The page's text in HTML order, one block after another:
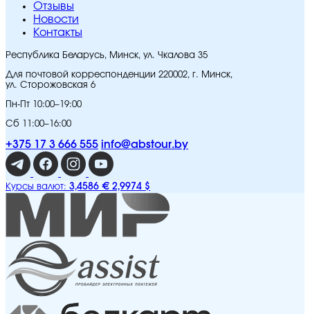
Отзывы
Новости
Контакты
Республика Беларусь, Минск, ул. Чкалова 35
Для почтовой корреспонденции 220002, г. Минск,
ул. Сторожовская 6
Пн-Пт 10:00–19:00
Сб 11:00–16:00
+375 17 3 666 555 info@abstour.by
Курсы валют: 3,4586 € 2,9974 $